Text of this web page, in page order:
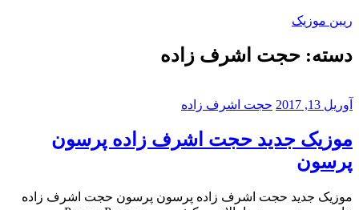
Skip
ریبن موزیک
دانلود
دسته: حجت اشرف زاده
آوریل 13, 2017 حجت اشرف زاده
موزیک جدید حجت اشرف زاده پرسون
پرسون
موزیک جدید حجت اشرف زاده پرسون پرسون حجت اشرف زاده